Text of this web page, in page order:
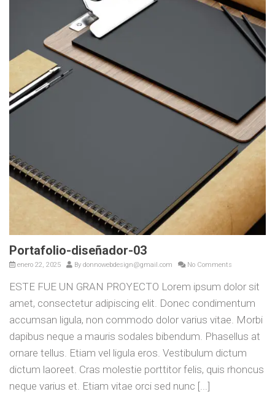
Portafolio-diseñador-03
enero 22, 2025 By donnowebdesign@gmail.com No Comments
ESTE FUE UN GRAN PROYECTO Lorem ipsum dolor sit
amet, consectetur adipiscing elit. Donec condimentum
accumsan ligula, non commodo dolor varius vitae. Morbi
dapibus neque a mauris sodales bibendum. Phasellus at
ornare tellus. Etiam vel ligula eros. Vestibulum dictum
dictum laoreet. Cras molestie porttitor felis, quis rhoncus
neque varius et. Etiam vitae orci sed nunc [...]